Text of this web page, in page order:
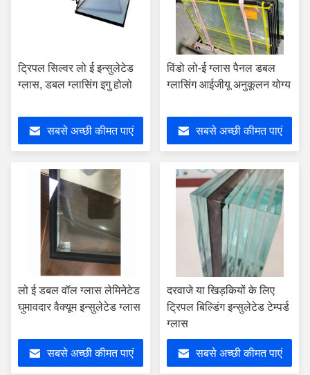
ट्रिपल सिल्वर लो ई इन्सुलेटेड
ग्लास, डबल ग्लासिंग इगु होलो
सबसे अच्छी कीमत पाएं
विंडो लो-ई ग्लास पैनल डबल
ग्लासिंग आईजीयू अनुकूलन योग्य
सबसे अच्छी कीमत पाएं
लो ई डबल वॉल ग्लास लेमिनेटेड
घुमावदार वैक्यूम इन्सुलेटेड ग्लास
सबसे अच्छी कीमत पाएं
दरवाजे या खिड़कियों के लिए
ट्रिपल बिल्डिंग इन्सुलेटेड टेम्पर्ड
ग्लास
सबसे अच्छी कीमत पाएं